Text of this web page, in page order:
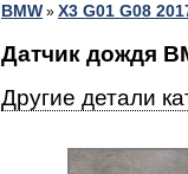
BMW » X3 G01 G08
Датчик дождя
Другие детали